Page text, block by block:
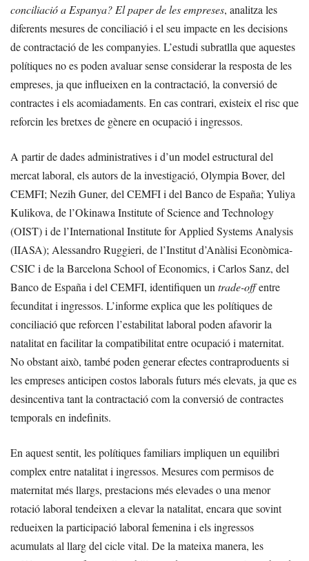
conciliació a Espanya? El paper de les empreses, analitza les
diferents mesures de conciliació i el seu impacte en les decisions
de contractació de les companyies. L’estudi subratlla que aquestes
polítiques no es poden avaluar sense considerar la resposta de les
empreses, ja que influeixen en la contractació, la conversió de
contractes i els acomiadaments. En cas contrari, existeix el risc que
reforcin les bretxes de gènere en ocupació i ingressos.
A partir de dades administratives i d’un model estructural del
mercat laboral, els autors de la investigació, Olympia Bover, del
CEMFI; Nezih Guner, del CEMFI i del Banco de España; Yuliya
Kulikova, de l’Okinawa Institute of Science and Technology
(OIST) i de l’International Institute for Applied Systems Analysis
(IIASA); Alessandro Ruggieri, de l’Institut d’Anàlisi Econòmica-
CSIC i de la Barcelona School of Economics, i Carlos Sanz, del
Banco de España i del CEMFI, identifiquen un trade-offentre
fecunditat i ingressos. L’informe explica que les polítiques de
conciliació que reforcen l’estabilitat laboral poden afavorir la
natalitat en facilitar la compatibilitat entre ocupació i maternitat.
No obstant això, també poden generar efectes contraproduents si
les empreses anticipen costos laborals futurs més elevats, ja que es
desincentiva tant la contractació com la conversió de contractes
temporals en indefinits.
En aquest sentit, les polítiques familiars impliquen un equilibri
complex entre natalitat i ingressos. Mesures com permisos de
maternitat més llargs, prestacions més elevades o una menor
rotació laboral tendeixen a elevar la natalitat, encara que sovint
redueixen la participació laboral femenina i els ingressos
acumulats al llarg del cicle vital. De la mateixa manera, les